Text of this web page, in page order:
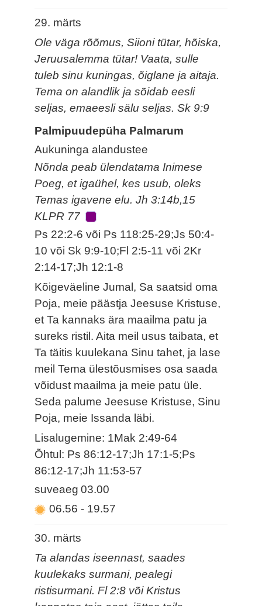
29. märts
Ole väga rõõmus, Siioni tütar, hõiska,
Jeruusalemma tütar! Vaata, sulle
tuleb sinu kuningas, õiglane ja aitaja.
Tema on alandlik ja sõidab eesli
seljas, emaeesli sälu seljas. Sk 9:9
Palmipuudepüha Palmarum
Aukuninga alandustee
Nõnda peab ülendatama Inimese
Poeg, et igaühel, kes usub, oleks
Temas igavene elu. Jh 3:14b,15
KLPR 77
Ps 22:2-6 või Ps 118:25-29;Js 50:4-
10 või Sk 9:9-10;Fl 2:5-11 või 2Kr
2:14-17;Jh 12:1-8
Kõigeväeline Jumal, Sa saatsid oma
Poja, meie päästja Jeesuse Kristuse,
et Ta kannaks ära maailma patu ja
sureks ristil. Aita meil usus taibata, et
Ta täitis kuulekana Sinu tahet, ja lase
meil Tema ülestõusmises osa saada
võidust maailma ja meie patu üle.
Seda palume Jeesuse Kristuse, Sinu
Poja, meie Issanda läbi.
Lisalugemine: 1Mak 2:49-64
Õhtul: Ps 86:12-17;Jh 17:1-5;Ps
86:12-17;Jh 11:53-57
suveaeg 03.00
06.56- 19.57
30. märts
Ta alandas iseennast, saades
kuulekaks surmani, pealegi
ristisurmani. Fl 2:8 või Kristus